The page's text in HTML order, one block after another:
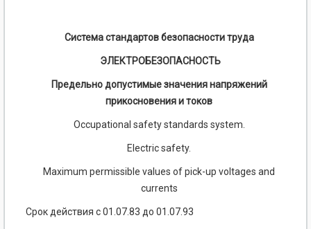
Система стандартов безопасности труда
ЭЛЕКТРОБЕЗОПАСНОСТЬ
Предельно допустимые значения напряжений
прикосновения и токов
Occupational safety standards system.
Electric safety.
Maximum permissible values of pick-up voltages and
currents
Срок действия с 01.07.83 до 01.07.93